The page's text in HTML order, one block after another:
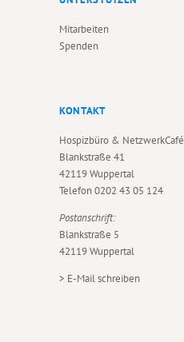
Mitarbeiten
Spenden
KONTAKT
Hospizbüro & NetzwerkCafé
Blankstraße 41
42119 Wuppertal
Telefon0202 43 05 124
Postanschrift:
Blankstraße 5
42119 Wuppertal
> E-Mail schreiben